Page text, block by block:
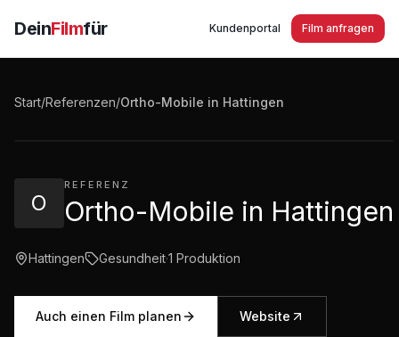
DeinFilmfür Kundenportal Film anfragen
Start/Referenzen/Ortho-Mobile in Hattingen
O
REFERENZ
Ortho-Mobile in Hattingen
Hattingen Gesundheit·1 Produktion
Auch einen Film planen Website
Ortho-Mobile in Hattingen